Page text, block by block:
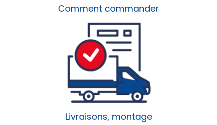
Comment commander
Livraisons, montage